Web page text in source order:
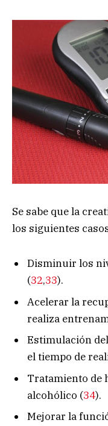
Se sabe que la
los siguientes
Disminuir los
(32,33).
Acelerar la
realiza
Estimulación
el tiempo de
Tratamiento de
alcohólico (34).
Mejorar la